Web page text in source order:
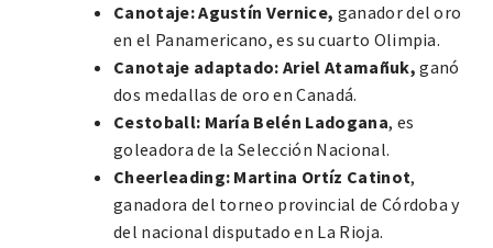
Canotaje: Agustín Vernice, ganador del oro
en el Panamericano, es su cuarto Olimpia.
Canotaje adaptado: Ariel Atamañuk, ganó
dos medallas de oro en Canadá.
Cestoball: María Belén Ladogana, es
goleadora de la Selección Nacional.
Cheerleading: Martina Ortíz Catinot,
ganadora del torneo provincial de Córdoba y
del nacional disputado en La Rioja.